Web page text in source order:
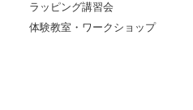
ラッピング講習会
体験教室・ワークショップ